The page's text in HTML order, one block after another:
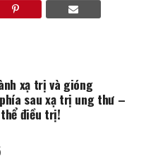
xạ trị và gióng
sau xạ trị ung thư –
điều trị!